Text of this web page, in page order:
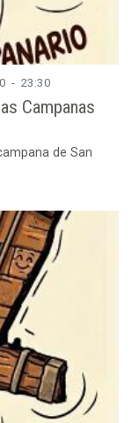
- 23:30
Campanas
de San